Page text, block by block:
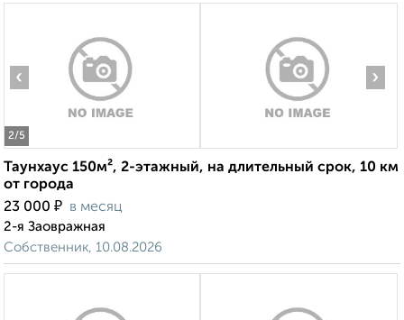
2/5
‹ ›
Таунхаус 150м², 2-этажный, на длительный срок, 10 км
от города
23 000 ₽ в месяц
2-я Заовражная
Собственник, 10.08.2026